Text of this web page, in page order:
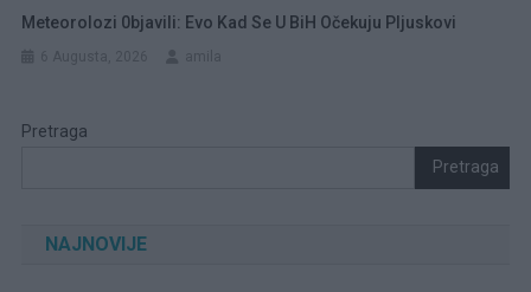
Meteorolozi 0bjavili: Evo Kad Se U BiH Očekuju Pljuskovi
Pretraga
Pretraga
NAJNOVIJE